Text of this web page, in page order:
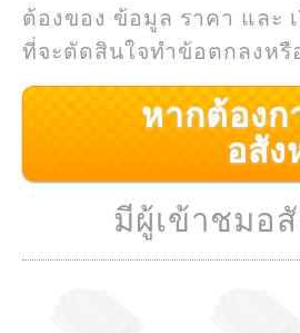
ต้องของ ข้อมูล ราคา และ
ที่จะตัดสินใจทำข้อตกลงห
หากต้องก
อสั
มีผู้เข้าชมอ